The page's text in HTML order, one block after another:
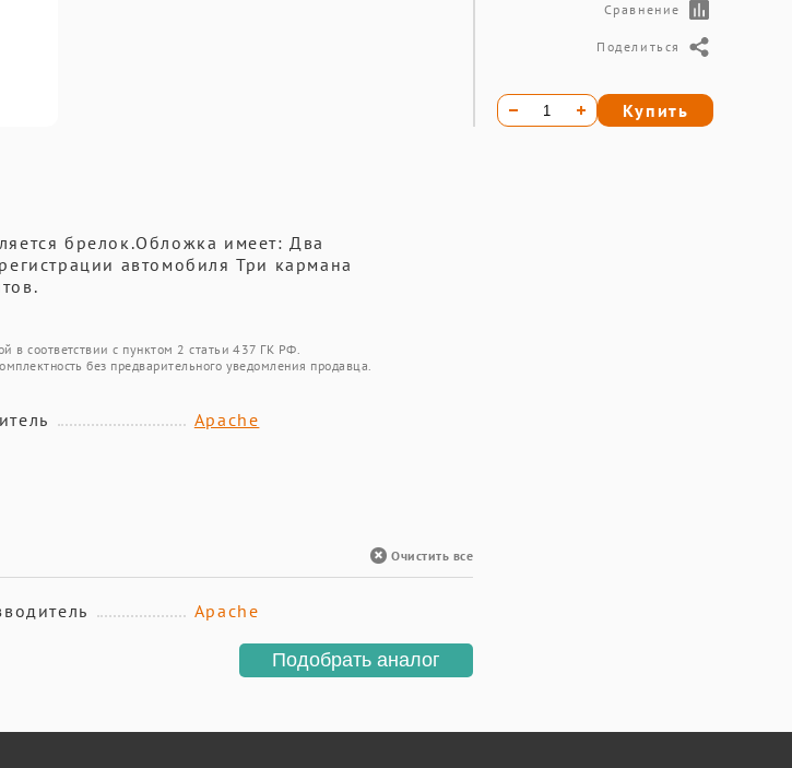
брелок.Обложка имеет: Два
автомобиля Три кармана
в соответствии с пунктом 2 статьи 437 ГК РФ.
без предварительного уведомления продавца.
Apache
Очистить все
Apache
Подобрать аналог
Сравнение
Поделиться
Купить